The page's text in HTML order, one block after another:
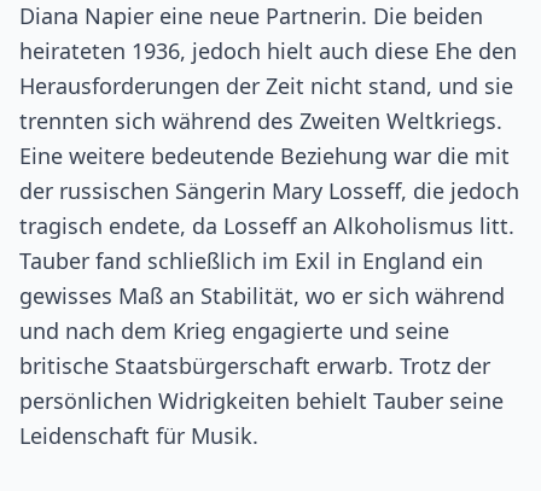
Diana Napier eine neue Partnerin. Die beiden
heirateten 1936, jedoch hielt auch diese Ehe den
Herausforderungen der Zeit nicht stand, und sie
trennten sich während des Zweiten Weltkriegs.
Eine weitere bedeutende Beziehung war die mit
der russischen Sängerin Mary Losseff, die jedoch
tragisch endete, da Losseff an Alkoholismus litt.
Tauber fand schließlich im Exil in England ein
gewisses Maß an Stabilität, wo er sich während
und nach dem Krieg engagierte und seine
britische Staatsbürgerschaft erwarb. Trotz der
persönlichen Widrigkeiten behielt Tauber seine
Leidenschaft für Musik.